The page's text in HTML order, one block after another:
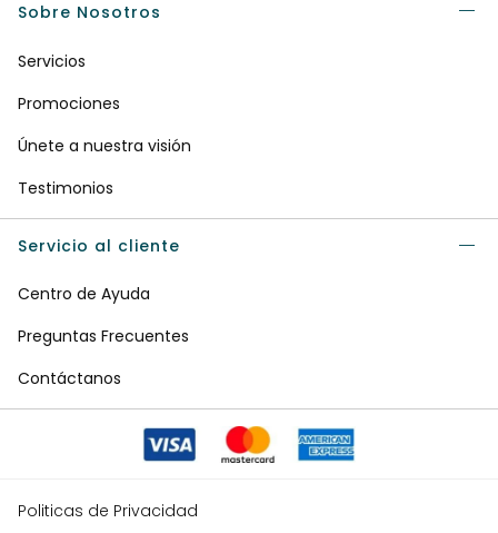
Sobre Nosotros
Servicios
Promociones
Únete a nuestra visión
Testimonios
Servicio al cliente
Centro de Ayuda
Preguntas Frecuentes
Contáctanos
Politicas de Privacidad